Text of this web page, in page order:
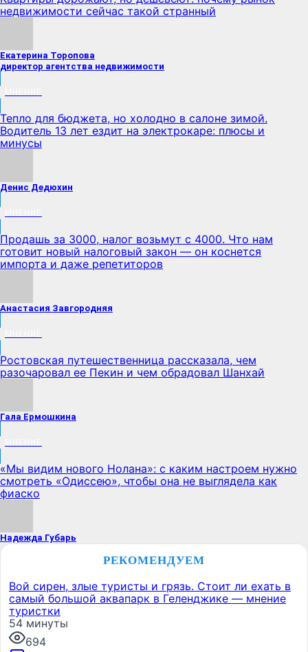
недвижимости сейчас такой странный
Екатерина Торопова
директор агентства недвижимости
Тепло для бюджета, но холодно в салоне зимой.
Водитель 13 лет ездит на электрокаре: плюсы и
минусы
Денис Дедюхин
Продашь за 3000, налог возьмут с 4000. Что нам
готовит новый налоговый закон — он коснется
импорта и даже репетиторов
Анастасия Завгородняя
Ростовская путешественница рассказала, чем
разочаровал ее Пекин и чем обрадовал Шанхай
Гала Ермошкина
«Мы видим нового Нолана»: с каким настроем нужно
смотреть «Одиссею», чтобы она не выглядела как
фиаско
Надежда Губарь
РЕКОМЕНДУЕМ
Вой сирен, злые туристы и грязь. Стоит ли ехать в
самый большой аквапарк в Геленджике — мнение
туристки
54 минуты
694